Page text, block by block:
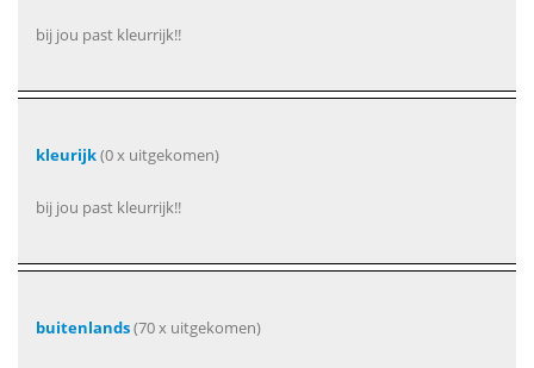
bij jou past kleurrijk!!
kleurijk(0 x uitgekomen)
bij jou past kleurrijk!!
buitenlands(70 x uitgekomen)